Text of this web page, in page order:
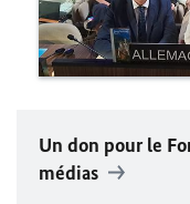
Un don pour le
médias